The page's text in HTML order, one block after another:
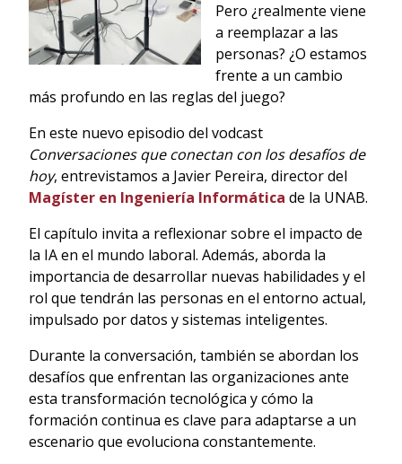
Pero ¿realmente viene
a reemplazar a las
personas? ¿O estamos
frente a un cambio
más profundo en las reglas del juego?
En este nuevo episodio del vodcast
Conversaciones que conectan con los desafíos de
hoy, entrevistamos a Javier Pereira, director del
Magíster en Ingeniería Informática de la UNAB.
El capítulo invita a reflexionar sobre el impacto de
la IA en el mundo laboral. Además, aborda la
importancia de desarrollar nuevas habilidades y el
rol que tendrán las personas en el entorno actual,
impulsado por datos y sistemas inteligentes.
Durante la conversación, también se abordan los
desafíos que enfrentan las organizaciones ante
esta transformación tecnológica y cómo la
formación continua es clave para adaptarse a un
escenario que evoluciona constantemente.